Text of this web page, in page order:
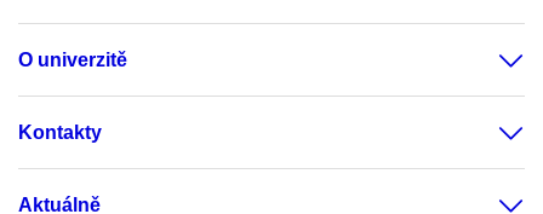
O univerzitě
Kontakty
Aktuálně